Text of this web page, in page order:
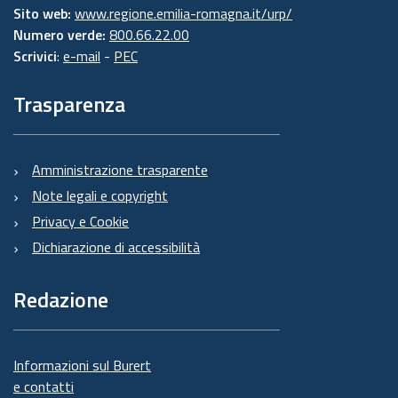
Sito web: www.regione.emilia-romagna.it/urp/
Numero verde: 800.66.22.00
Scrivici: e-mail - PEC
Trasparenza
Amministrazione trasparente
Note legali e copyright
Privacy e Cookie
Dichiarazione di accessibilità
Redazione
Informazioni sul Burert
e contatti